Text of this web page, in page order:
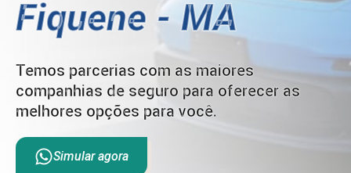
Fiquene - MA
Temos parcerias com as maiores
companhias de seguro para oferecer as
melhores opções para você.
Simular agora